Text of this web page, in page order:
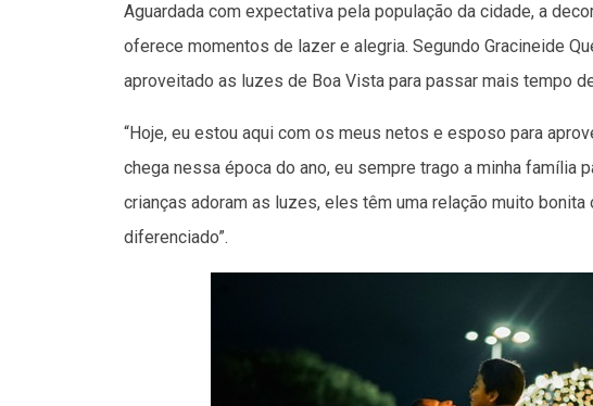
Aguardada com expectativa pela população da cidade, a
oferece momentos de lazer e alegria. Segundo Gracineide
aproveitado as luzes de Boa Vista para passar mais tempo
“Hoje, eu estou aqui com os meus netos e esposo para
chega nessa época do ano, eu sempre trago a minha família
crianças adoram as luzes, eles têm uma relação muito
diferenciado”.